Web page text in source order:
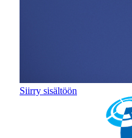
Siirry sisältöön